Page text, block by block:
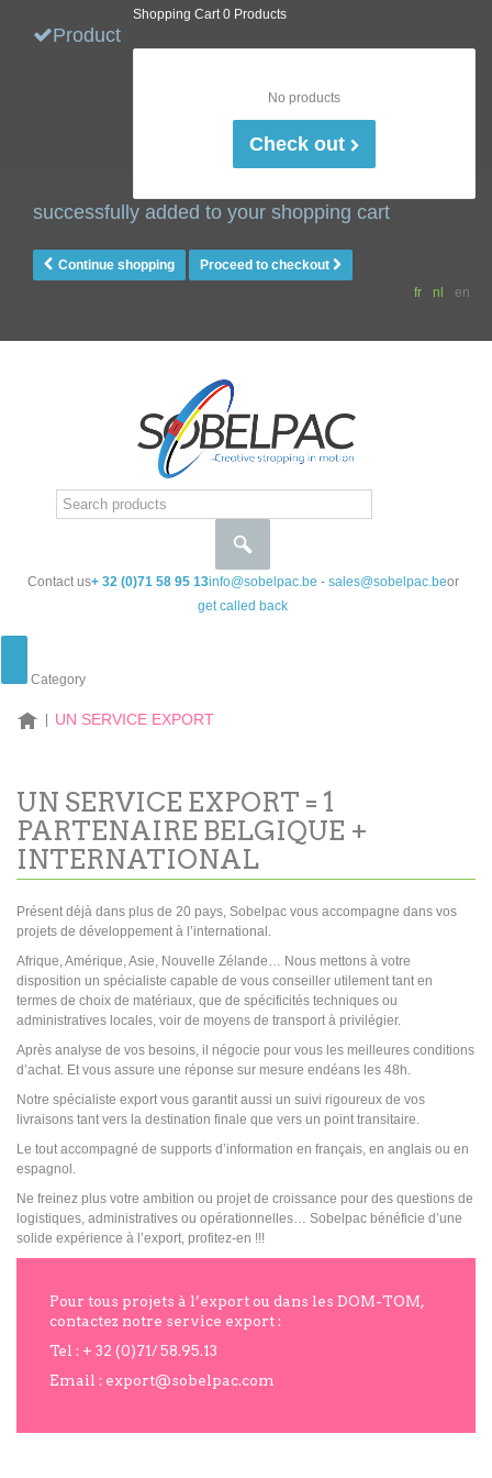
Shopping Cart 0 Products
No products
Check out
Product
successfully added to your shopping cart
Continue shopping
Proceed to checkout
fr
nl en
Contact us+ 32 (0)71 58 95 13info@sobelpac.be - sales@sobelpac.beor
get called back
Category
HOME
UN SERVICE EXPORT
UN SERVICE EXPORT = 1
PARTENAIRE BELGIQUE +
INTERNATIONAL
Présent déjà dans plus de 20 pays, Sobelpac vous accompagne dans vos
projets de développement à l’international.
Afrique, Amérique, Asie, Nouvelle Zélande… Nous mettons à votre
disposition un spécialiste capable de vous conseiller utilement tant en
termes de choix de matériaux, que de spécificités techniques ou
administratives locales, voir de moyens de transport à privilégier.
Après analyse de vos besoins, il négocie pour vous les meilleures conditions
d’achat. Et vous assure une réponse sur mesure endéans les 48h.
Notre spécialiste export vous garantit aussi un suivi rigoureux de vos
livraisons tant vers la destination finale que vers un point transitaire.
Le tout accompagné de supports d’information en français, en anglais ou en
espagnol.
Ne freinez plus votre ambition ou projet de croissance pour des questions de
logistiques, administratives ou opérationnelles… Sobelpac bénéficie d’une
solide expérience à l’export, profitez-en !!!
Pour tous projets à l’export ou dans les DOM-TOM,
contactez notre service export :
Tel : + 32 (0)71/ 58.95.13
Email : export@sobelpac.com